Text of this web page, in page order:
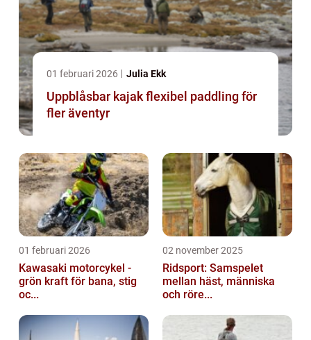
01 februari 2026 Julia Ekk
Uppblåsbar kajak flexibel paddling för
fler äventyr
01 februari 2026
Kawasaki motorcykel -
grön kraft för bana, stig
oc...
02 november 2025
Ridsport: Samspelet
mellan häst, människa
och röre...